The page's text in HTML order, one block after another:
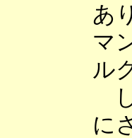
あ
マ
ル
に